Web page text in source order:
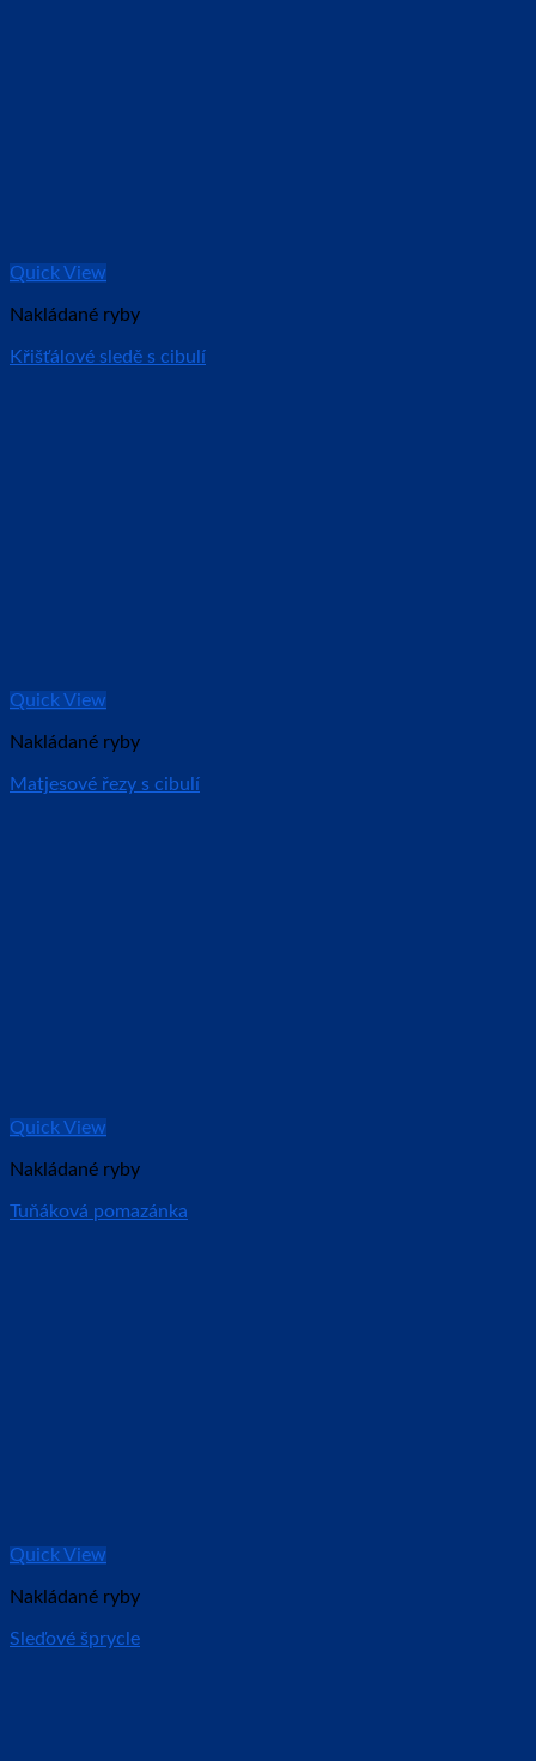
Quick View
Nakládané ryby
Křišťálové sledě s cibulí
Quick View
Nakládané ryby
Matjesové řezy s cibulí
Quick View
Nakládané ryby
Tuňáková pomazánka
Quick View
Nakládané ryby
Sleďové šprycle